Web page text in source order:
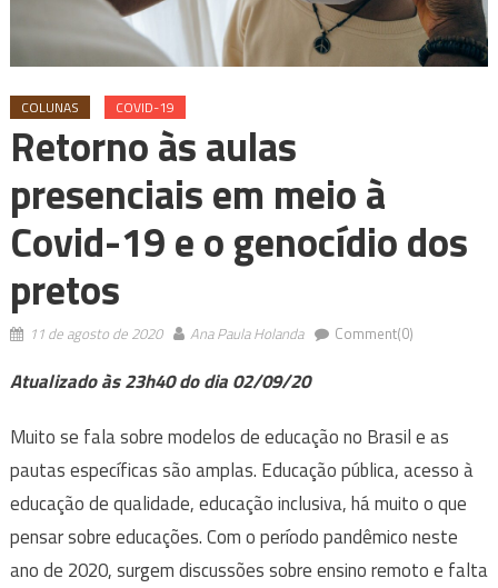
COLUNAS COVID-19
Retorno às aulas
presenciais em meio à
Covid-19 e o genocídio dos
pretos
11 de agosto de 2020 Ana Paula Holanda Comment(0)
Atualizado às 23h40 do dia 02/09/20
Muito se fala sobre modelos de educação no Brasil e as
pautas específicas são amplas. Educação pública, acesso à
educação de qualidade, educação inclusiva, há muito o que
pensar sobre educações. Com o período pandêmico neste
ano de 2020, surgem discussões sobre ensino remoto e falta